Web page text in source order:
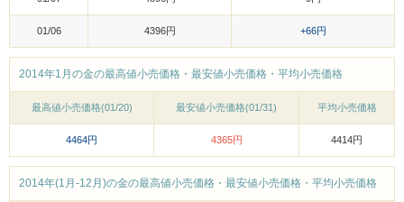
01/06 4396円 +66円
2014年1月の金の最高値小売価格・最安値小売価格・平均小売価格
最高値小売価格(01/20) 最安値小売価格(01/31) 平均小売価格
4464円 4365円 4414円
2014年(1月-12月)の金の最高値小売価格・最安値小売価格・平均小売価格